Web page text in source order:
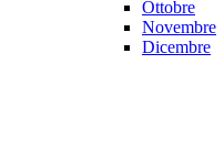
Ottobre
Novembre
Dicembre